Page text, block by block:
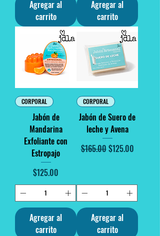
Agregar al
carrito
Agregar al
carrito
CORPORAL
Jabón de
Mandarina
Exfoliante con
Estropajo
Precio
$125.00
Agregar al
carrito
CORPORAL
Jabón de Suero de
leche y Avena
Precio
$165.00Precio de oferta
$125.00
Agregar al
carrito